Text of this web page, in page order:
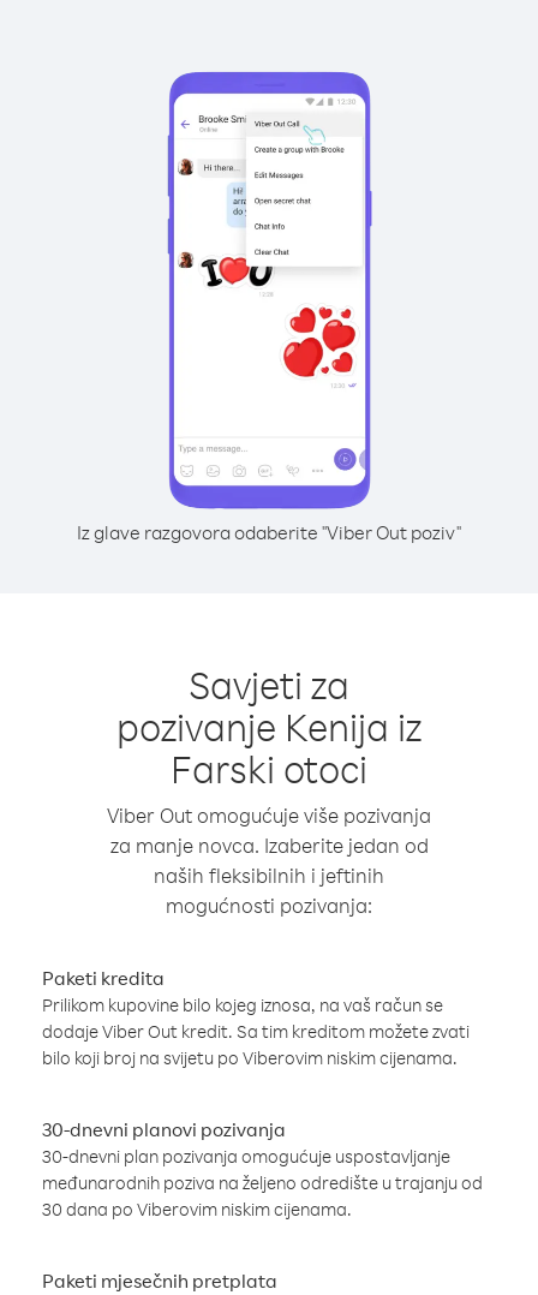
Iz glave razgovora odaberite "Viber Out poziv"
Savjeti za
pozivanje Kenija iz
Farski otoci
Viber Out omogućuje više pozivanja
za manje novca. Izaberite jedan od
naših fleksibilnih i jeftinih
mogućnosti pozivanja:
Paketi kredita
Prilikom kupovine bilo kojeg iznosa, na vaš račun se
dodaje Viber Out kredit. Sa tim kreditom možete zvati
bilo koji broj na svijetu po Viberovim niskim cijenama.
30-dnevni planovi pozivanja
30-dnevni plan pozivanja omogućuje uspostavljanje
međunarodnih poziva na željeno odredište u trajanju od
30 dana po Viberovim niskim cijenama.
Paketi mjesečnih pretplata